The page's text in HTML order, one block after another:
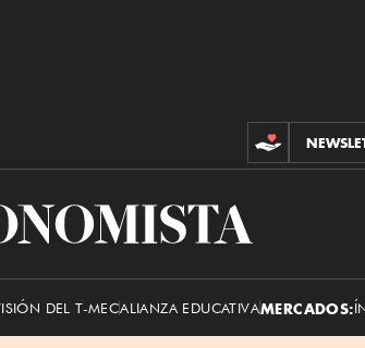
El
DEL T-MECALIANZA EDUCATIVAMERCADOS: